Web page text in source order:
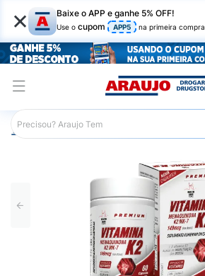
× Baixe o APP e ganhe 5% OFF!
Use o cupom APP5 na primeira compra
Araujo Medicamentos